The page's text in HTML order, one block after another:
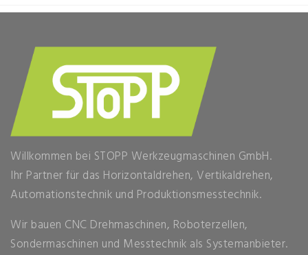
Willkommen bei STOPP Werkzeugmaschinen GmbH.
Ihr Partner für das Horizontaldrehen, Vertikaldrehen,
Automationstechnik und Produktionsmesstechnik.
Wir bauen CNC Drehmaschinen, Roboterzellen,
Sondermaschinen und Messtechnik als Systemanbieter.